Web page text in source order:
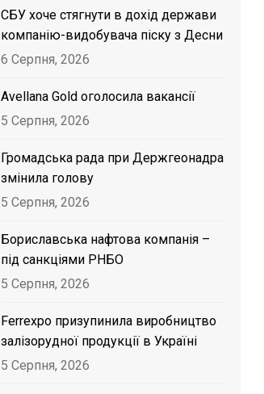
СБУ хоче стягнути в дохід держави
компанію-видобувача піску з Десни
6 Серпня, 2026
Avellana Gold оголосила вакансії
5 Серпня, 2026
Громадська рада при Держгеонадра
змінила голову
5 Серпня, 2026
Бориславська нафтова компанія –
під санкціями РНБО
5 Серпня, 2026
Ferrexpo призупинила виробництво
залізорудної продукції в Україні
5 Серпня, 2026